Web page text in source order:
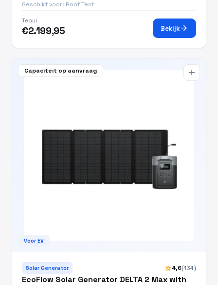
Geschikt voor: Roof Tent
Tepui
€2.199,95 Bekijkarrow_forward
Capaciteit op aanvraag
Voor EV
add
Solar Generator star4,6(134)
EcoFlow Solar Generator DELTA 2 Max with